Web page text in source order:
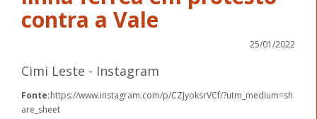
contra a Vale
25/01/2022
Cimi Leste - Instagram
Fonte:https://www.instagram.com/p/CZJyoksrVCf/?utm_medium=sh
are_sheet